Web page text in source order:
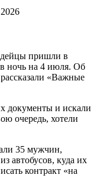
пришли в
ночь на 4 июля. Об
«Важные
документы и искали
очередь, хотели
35 мужчин,
автобусов, куда их
контракт «на